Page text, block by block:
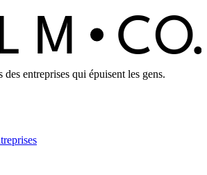
ALM C O.
entreprises qui épuisent les gens.